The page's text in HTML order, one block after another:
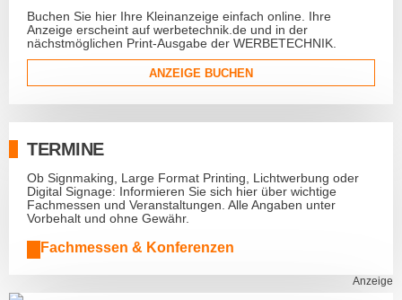
Buchen Sie hier Ihre Kleinanzeige einfach online. Ihre
Anzeige erscheint auf werbetechnik.de und in der
nächstmöglichen Print-Ausgabe der WERBETECHNIK.
ANZEIGE BUCHEN
TERMINE
Ob Signmaking, Large Format Printing, Lichtwerbung oder
Digital Signage: Informieren Sie sich hier über wichtige
Fachmessen und Veranstaltungen. Alle Angaben unter
Vorbehalt und ohne Gewähr.
Fachmessen & Konferenzen
Anzeige